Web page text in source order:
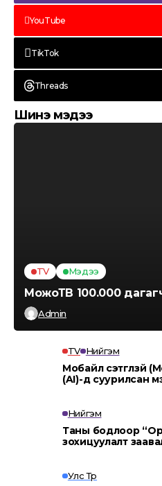
YouTube
TikTok
Threads
Шинэ мэдээ
TV Мэдээ
МожоТВ 100.000
Admin
TV Нийгэм
Мобайл
(AI)-д суурилсан
Нийгэм
Таны бодлоор
зохицуулалт
Улс Төр